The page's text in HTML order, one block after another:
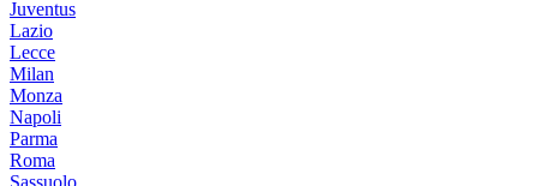
Juventus
Lazio
Lecce
Milan
Monza
Napoli
Parma
Roma